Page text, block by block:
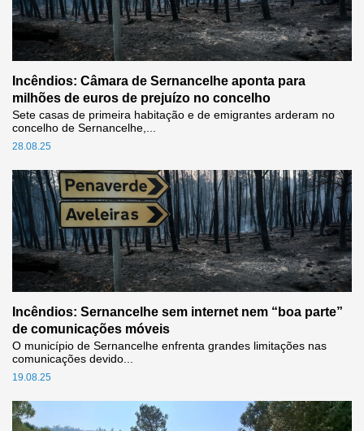
Incêndios: Câmara de Sernancelhe aponta para
milhões de euros de prejuízo no concelho
28.08.25
Sete casas de primeira habitação e de emigrantes arderam no
concelho de Sernancelhe,...
Incêndios: Sernancelhe sem internet nem “boa parte”
de comunicações móveis
19.08.25
O município de Sernancelhe enfrenta grandes limitações nas
comunicações devido...